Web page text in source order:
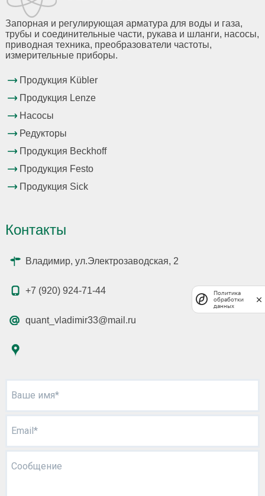
Запорная и регулирующая арматура для воды и газа,
трубы и соединительные части, рукава и шланги, насосы,
приводная техника, преобразователи частоты,
измерительные приборы.
Продукция Kübler
Продукция Lenze
Насосы
Редукторы
Продукция Beckhoff
Продукция Festo
Продукция Sick
Контакты
Владимир, ул.Электрозаводская, 2
+7 (920) 924-71-44
quant_vladimir33@mail.ru
Ваше имя*
Email*
Сообщение
Политика
обработки
данных